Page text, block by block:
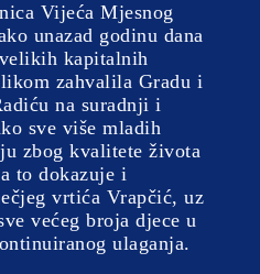
Vijeća Mjesnog
unazad godinu dana
kapitalnih
zahvalila Gradu i
na suradnji i
sve više mladih
zbog kvalitete života
to dokazuje i
vrtića Vrapčić, uz
većeg broja djece u
ulaganja.